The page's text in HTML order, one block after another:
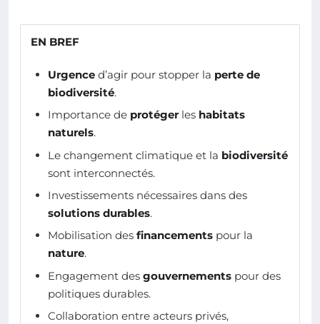
EN BREF
Urgence d’agir pour stopper la perte de
biodiversité.
Importance de protéger les habitats
naturels.
Le changement climatique et la biodiversité
sont interconnectés.
Investissements nécessaires dans des
solutions durables.
Mobilisation des financements pour la
nature.
Engagement des gouvernements pour des
politiques durables.
Collaboration entre acteurs privés,